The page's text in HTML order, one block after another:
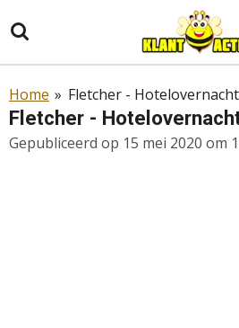
direct
naar
hoofdinhoud
Home » Fletcher -
Fletcher -
Gepubliceerd op 15 mei 2020 om